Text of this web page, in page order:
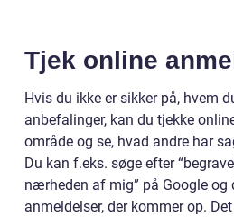
Tjek online
Hvis du ikke er sikker på, hvem
anbefalinger, kan du tjekke
område og se, hvad andre har
Du kan f.eks. søge efter
nærheden af mig” på Google og
anmeldelser, der kommer op.